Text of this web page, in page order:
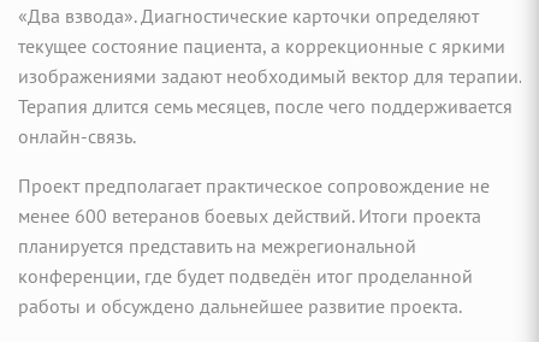
«Два взвода». Диагностические карточки определяют
текущее состояние пациента, а коррекционные с яркими
изображениями задают необходимый вектор для терапии.
Терапия длится семь месяцев, после чего поддерживается
онлайн-связь.
Проект предполагает практическое сопровождение не
менее 600 ветеранов боевых действий. Итоги проекта
планируется представить на межрегиональной
конференции, где будет подведён итог проделанной
работы и обсуждено дальнейшее развитие проекта.